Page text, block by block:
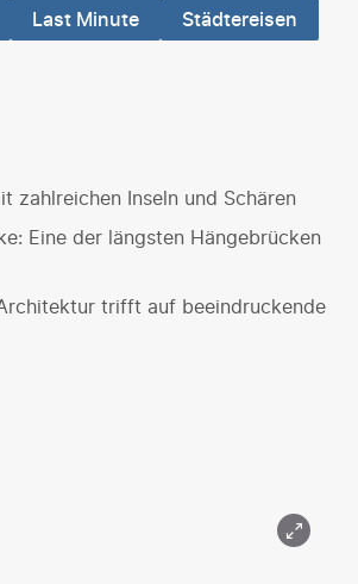
Last Minute Städtereisen
zahlreichen Inseln und Schären
Eine der längsten Hängebrücken
trifft auf beeindruckende